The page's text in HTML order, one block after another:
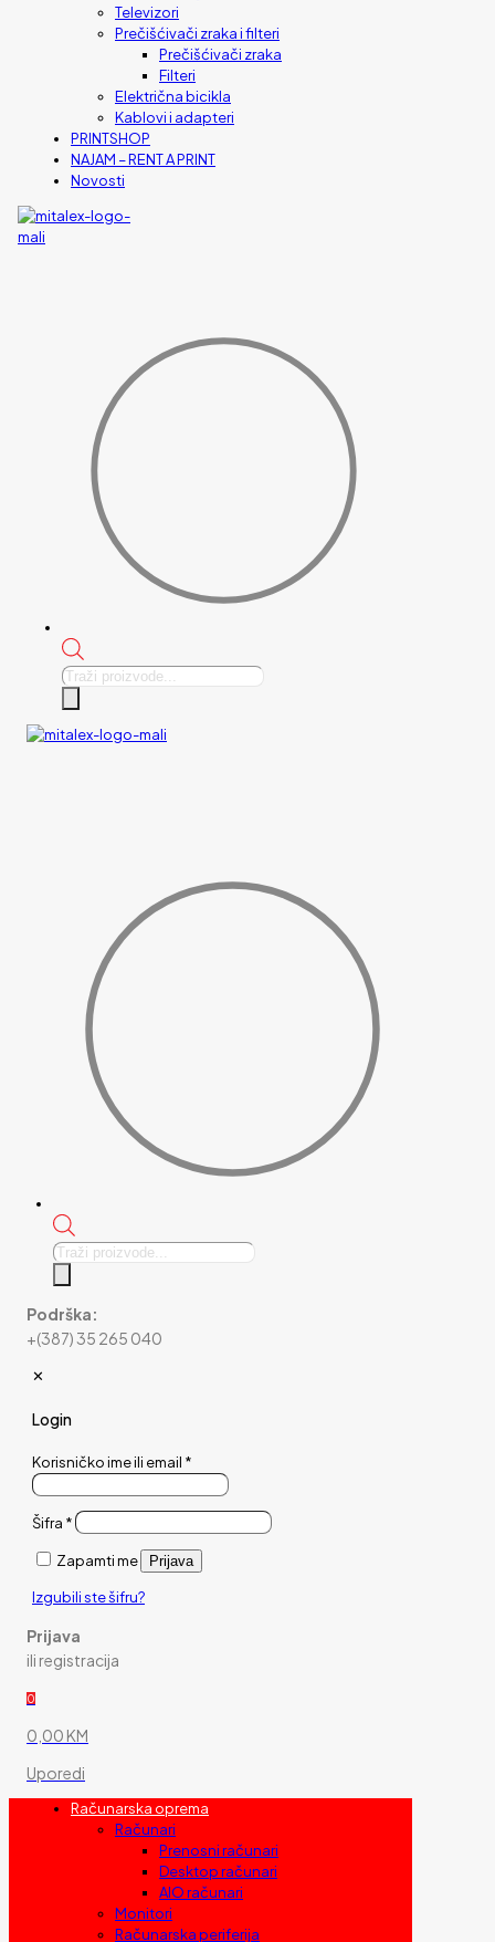
Televizori
Prečišćivači zraka i filteri
Prečišćivači zraka
Filteri
Električna bicikla
Kablovi i adapteri
PRINTSHOP
NAJAM – RENT A PRINT
Novosti
Products
Products
Podrška:
+(387) 35 265 040
✕
Login
Korisničko ime ili email *
Šifra *
Zapamti me Prijava
Izgubili ste šifru?
Prijava
ili registracija
0
0,00 KM
Uporedi
Računarska oprema
Računari
Prenosni računari
Desktop računari
AIO računari
Monitori
Računarska periferija